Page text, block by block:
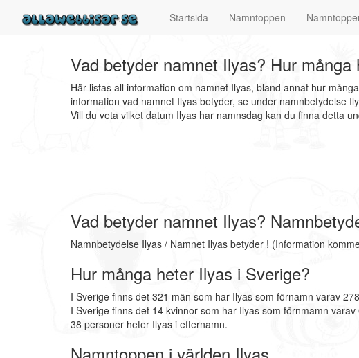
Startsida Namntoppen
Vad betyder namnet Ilyas? Hur
Här listas all information om namnet Ilyas, bland annat hur
information vad namnet Ilyas betyder, se under namnbetydelse
Vill du veta vilket datum Ilyas har namnsdag kan du finna detta
Vad betyder namnet Ilyas?
Namnbetydelse Ilyas / Namnet Ilyas betyder ! (Information
Hur många heter Ilyas i Sverige?
I Sverige finns det 321 män som har Ilyas som förnamn varav
I Sverige finns det 14 kvinnor som har Ilyas som förnmamn
38 personer heter Ilyas i efternamn.